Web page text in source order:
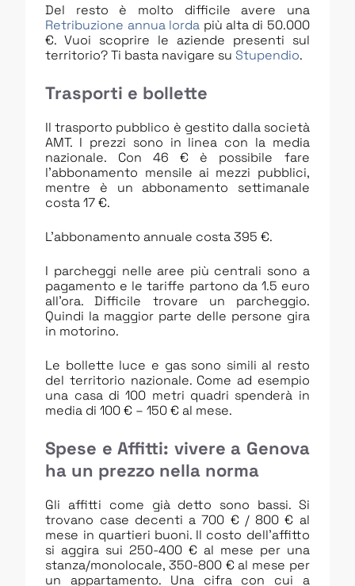
Del resto è molto difficile avere una
Retribuzione annua lorda più alta di 50.000
€. Vuoi scoprire le aziende presenti sul
territorio? Ti basta navigare suStupendio.
Trasporti e bollette
Il trasporto pubblico è gestito dalla società
AMT. I prezzi sono in linea con la media
nazionale. Con 46 € è possibile fare
l’abbonamento mensile ai mezzi pubblici,
mentre è un abbonamento settimanale
costa 17 €.
L’abbonamento annuale costa 395 €.
I parcheggi nelle aree più centrali sono a
pagamento e le tariffe partono da 1.5 euro
all’ora. Difficile trovare un parcheggio.
Quindi la maggior parte delle persone gira
in motorino.
Le bollette luce e gas sono simili al resto
del territorio nazionale. Come ad esempio
una casa di 100 metri quadri spenderà in
media di 100 € – 150 € al mese.
Spese e Affitti: vivere a Genova
ha un prezzo nella norma
Gli affitti come già detto sono bassi. Si
trovano case decenti a 700 € / 800 € al
mese in quartieri buoni. Il costo dell’affitto
si aggira sui 250-400 € al mese per una
stanza/monolocale, 350-800 € al mese per
un appartamento. Una cifra con cui a